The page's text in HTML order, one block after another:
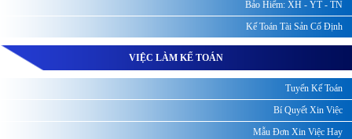
Bảo Hiểm: XH - YT - TN
Kế Toán Tài Sản Cố Định
VIỆC LÀM KẾ TOÁN
Tuyển Kế Toán
Bí Quyết Xin Việc
Mẫu Đơn Xin Việc Hay